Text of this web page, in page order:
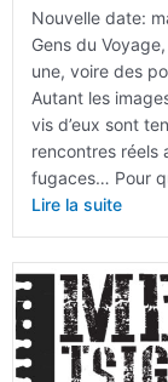
Nouvelle date:
Gens du
une, voire des
Autant les
vis d’eux sont
rencontres réels
fugaces… Pour
Lire la suite